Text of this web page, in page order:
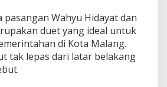
pasangan Wahyu Hidayat dan
duet yang ideal untuk
di Kota Malang.
tak lepas dari latar belakang